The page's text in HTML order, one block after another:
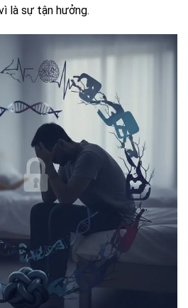
là sự tận hưởng.